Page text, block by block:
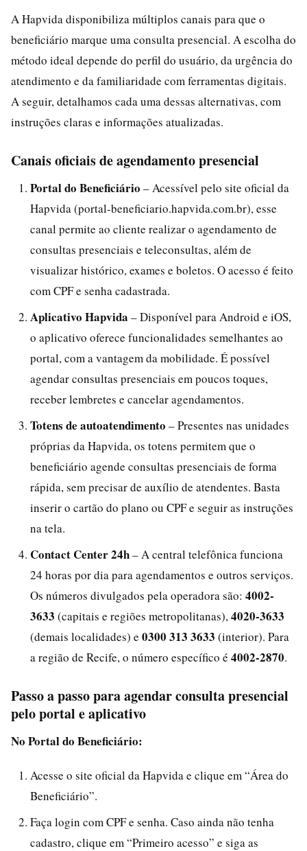
A Hapvida disponibiliza múltiplos canais para que o
beneficiário marque uma consulta presencial. A escolha do
método ideal depende do perfil do usuário, da urgência do
atendimento e da familiaridade com ferramentas digitais.
A seguir, detalhamos cada uma dessas alternativas, com
instruções claras e informações atualizadas.
Canais oficiais de agendamento presencial
Portal do Beneficiário – Acessível pelo site oficial da
Hapvida (portal-beneficiario.hapvida.com.br), esse
canal permite ao cliente realizar o agendamento de
consultas presenciais e teleconsultas, além de
visualizar histórico, exames e boletos. O acesso é feito
com CPF e senha cadastrada.
Aplicativo Hapvida – Disponível para Android e iOS,
o aplicativo oferece funcionalidades semelhantes ao
portal, com a vantagem da mobilidade. É possível
agendar consultas presenciais em poucos toques,
receber lembretes e cancelar agendamentos.
Totens de autoatendimento – Presentes nas unidades
próprias da Hapvida, os totens permitem que o
beneficiário agende consultas presenciais de forma
rápida, sem precisar de auxílio de atendentes. Basta
inserir o cartão do plano ou CPF e seguir as instruções
na tela.
Contact Center 24h– A central telefônica funciona
24 horas por dia para agendamentos e outros serviços.
Os números divulgados pela operadora são: 4002-
3633 (capitais e regiões metropolitanas), 4020-3633
(demais localidades) e 0300 313 3633 (interior). Para
a região de Recife, o número específico é 4002-2870.
Passo a passo para agendar consulta presencial
pelo portal e aplicativo
No Portal do Beneficiário:
Acesse o site oficial da Hapvida e clique em “Área do
Beneficiário”.
Faça login com CPF e senha. Caso ainda não tenha
cadastro, clique em “Primeiro acesso” e siga as